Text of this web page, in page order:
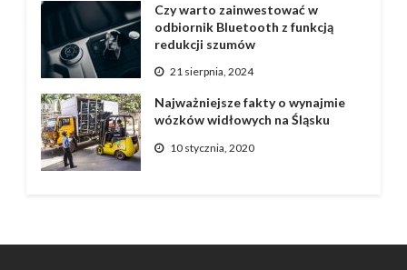
Czy warto zainwestować w
odbiornik Bluetooth z funkcją
redukcji szumów
21 sierpnia, 2024
Najważniejsze fakty o wynajmie
wózków widłowych na Śląsku
10 stycznia, 2020